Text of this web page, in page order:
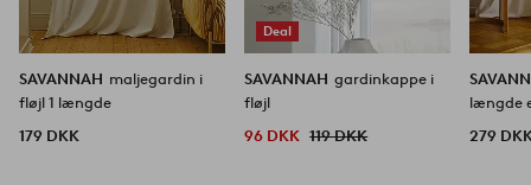
SAVANNAH maljegardin i
fløjl 1 længde
179 DKK
Deal
SAVANNAH gardinkappe i
fløjl
96 DKK 119 DKK
længde
279